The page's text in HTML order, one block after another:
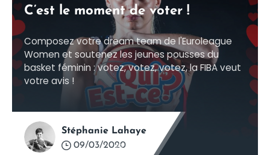
©FIBA
C’est le moment de voter !
Composez votre dream team de l'Euroleague
Women et soutenez les jeunes pousses du
basket féminin : votez, votez, votez, la FIBA veut
votre avis !
09/03/2020
Stéphanie Lahaye